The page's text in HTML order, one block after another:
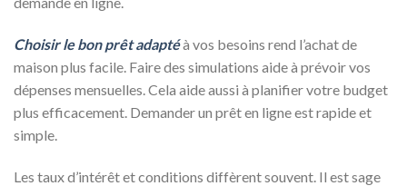
Choisir le bon prêt adaptéà vos besoins rend l’achat de
maison plus facile. Faire des simulations aide à prévoir vos
dépenses mensuelles. Cela aide aussi à planifier votre budget
plus efficacement. Demander un prêt en ligne est rapide et
simple.
Les taux d’intérêt et conditions diffèrent souvent. Il est sage